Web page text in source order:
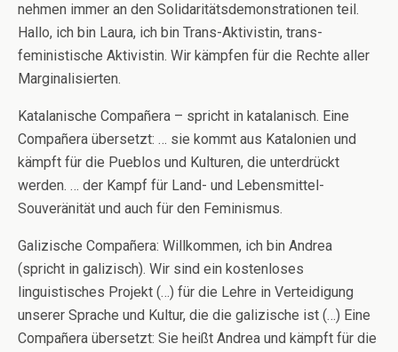
nehmen immer an den Solidaritätsdemonstrationen teil.
Hallo, ich bin Laura, ich bin Trans-Aktivistin, trans-
feministische Aktivistin. Wir kämpfen für die Rechte aller
Marginalisierten.
Katalanische Compañera – spricht in katalanisch. Eine
Compañera übersetzt: … sie kommt aus Katalonien und
kämpft für die Pueblos und Kulturen, die unterdrückt
werden. … der Kampf für Land- und Lebensmittel-
Souveränität und auch für den Feminismus.
Galizische Compañera: Willkommen, ich bin Andrea
(spricht in galizisch). Wir sind ein kostenloses
linguistisches Projekt (…) für die Lehre in Verteidigung
unserer Sprache und Kultur, die die galizische ist (…) Eine
Compañera übersetzt: Sie heißt Andrea und kämpft für die